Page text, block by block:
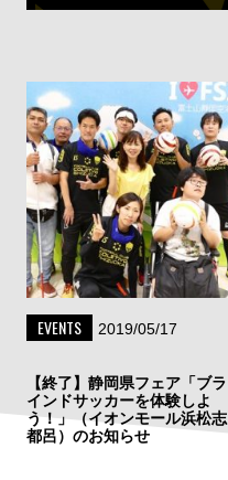
EVENTS 2019/05/17
【終了】静岡県フェア「ブラ
インドサッカーを体験しよ
う！」（イオンモール浜松志
都呂）のお知らせ